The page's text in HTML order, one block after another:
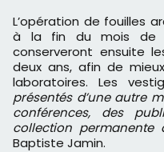
L’opération de fouilles
à la fin du mois de
conserveront ensuite
deux ans, afin de
laboratoires. Les
présentés d’une autre
conférences, des
collection permanente
Baptiste Jamin.